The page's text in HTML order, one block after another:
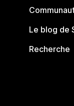
Le blog de
Recherche